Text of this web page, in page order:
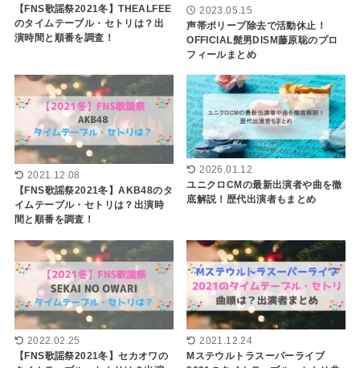
【FNS歌謡祭2021冬】THEALFEE
のタイムテーブル・セトリは？出
演時間と順番を調査！
2023.05.15
声帯ポリープ除去で活動休止！
OFFICIAL髭男DISM藤原聡のプロ
フィールまとめ
2021.12.08
【FNS歌謡祭2021冬】AKB48のタ
イムテーブル・セトリは？出演時
間と順番を調査！
2026.01.12
ユニクロCMの最新出演者や曲を徹
底解説！歴代出演者もまとめ
2022.02.25
【FNS歌謡祭2021冬】セカオワの
2021.12.24
Mステウルトラスーパーライブ